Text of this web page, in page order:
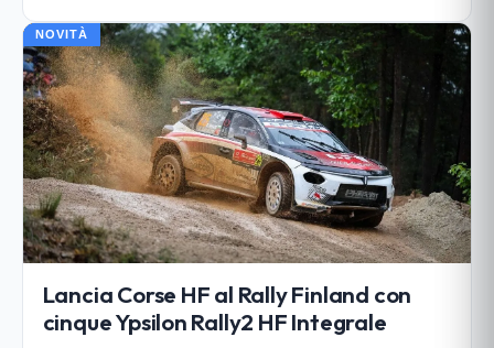
NOVITÀ
Lancia Corse HF al Rally Finland con
cinque Ypsilon Rally2 HF Integrale